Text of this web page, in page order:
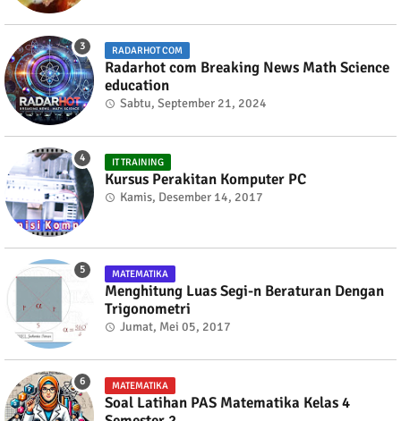
RADARHOT COM
Radarhot com Breaking News Math Science
education
Sabtu, September 21, 2024
IT TRAINING
Kursus Perakitan Komputer PC
Kamis, Desember 14, 2017
MATEMATIKA
Menghitung Luas Segi-n Beraturan Dengan
Trigonometri
Jumat, Mei 05, 2017
MATEMATIKA
Soal Latihan PAS Matematika Kelas 4